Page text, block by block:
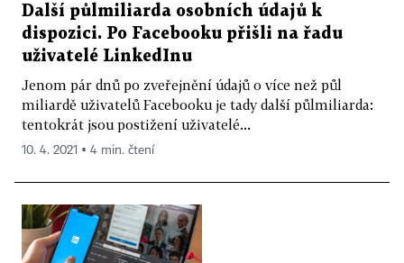
Další půlmiliarda osobních údajů k
dispozici. Po Facebooku přišli na řadu
uživatelé LinkedInu
Jenom pár dnů po zveřejnění údajů o více než půl
miliardě uživatelů Facebooku je tady další půlmiliarda:
tentokrát jsou postižení uživatelé...
10. 4. 2021 ▪ 4 min. čtení